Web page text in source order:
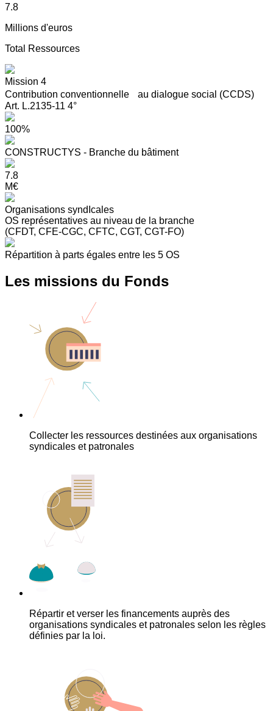
7.8
Millions d'euros
Total Ressources
Mission 4
Contribution conventionnelle au dialogue social (CCDS)
Art. L.2135-11 4°
100%
CONSTRUCTYS - Branche du bâtiment
7.8
M€
Organisations syndIcales
OS représentatives au niveau de la branche
(CFDT, CFE-CGC, CFTC, CGT, CGT-FO)
Répartition à parts égales entre les 5 OS
Les missions du Fonds
Collecter les ressources destinées aux organisations
syndicales et patronales
Répartir et verser les financements auprès des
organisations syndicales et patronales selon les règles
définies par la loi.